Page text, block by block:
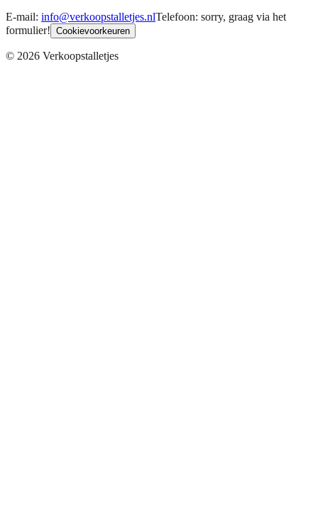
E-mail: info@verkoopstalletjes.nlTelefoon: sorry, graag via het
formulier! Cookievoorkeuren
© 2026 Verkoopstalletjes